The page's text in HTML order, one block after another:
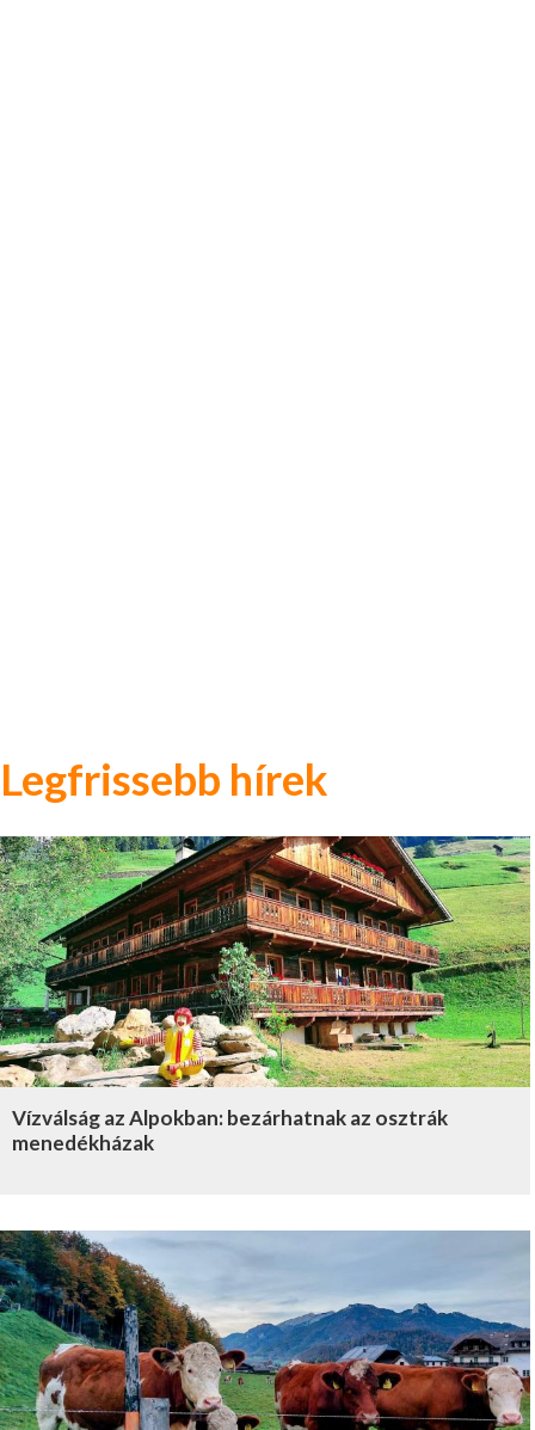
Legfrissebb hírek
Vízválság az Alpokban: bezárhatnak az osztrák
menedékházak